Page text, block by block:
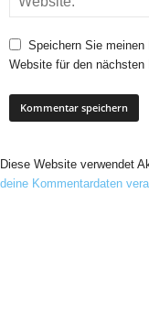
Speichern Sie
Website für den nächsten
Diese Website verwendet
deine Kommentardaten